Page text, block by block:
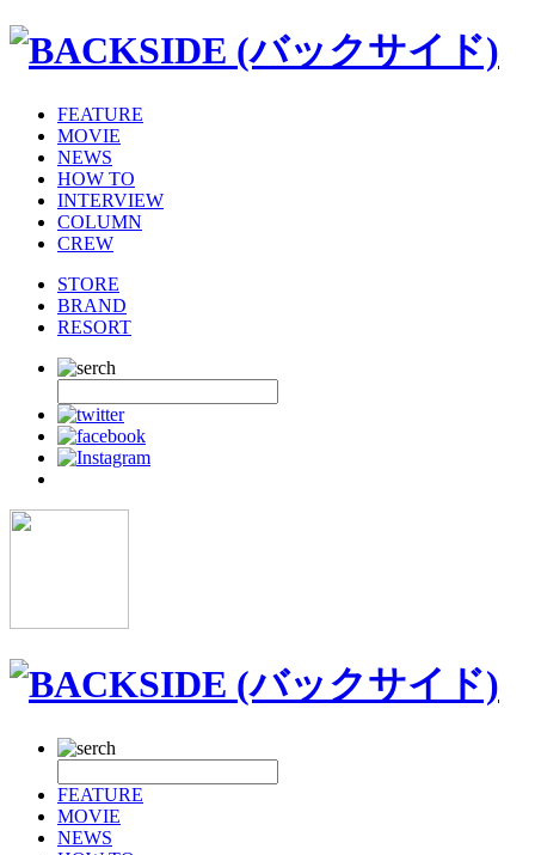
FEATURE
MOVIE
NEWS
HOW TO
INTERVIEW
COLUMN
CREW
STORE
BRAND
RESORT
FEATURE
MOVIE
NEWS